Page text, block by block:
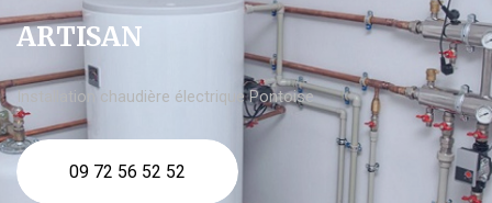
ARTISAN
Installation chaudière électrique Pontoise
09 72 56 52 52